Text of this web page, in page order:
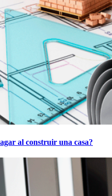
al construir una casa?